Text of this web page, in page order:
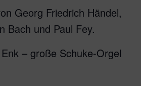
Georg Friedrich Händel,
Bach und Paul Fey.
– große Schuke-Orgel